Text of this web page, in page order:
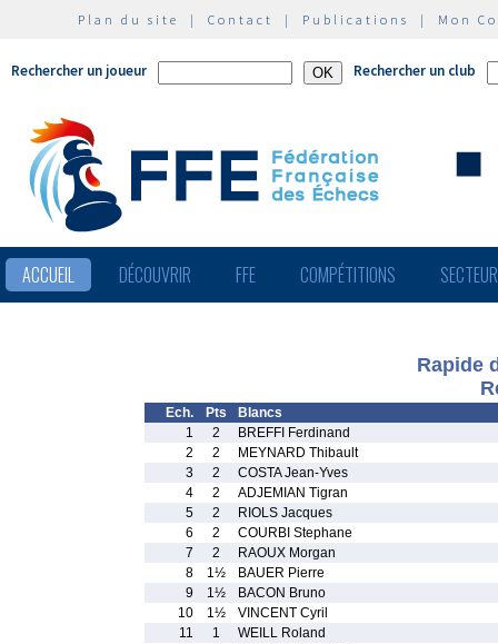
Plan du site | Contact | Publications | Mon
Rechercher un joueur Rechercher un club
ACCUEIL DÉCOUVRIR FFE COMPÉTITIONS
Rapide
Ech. Pts
Blancs
1
2
BREFFI Ferdinand
2
2
MEYNARD Thibault
3
2
COSTA Jean-Yves
4
2
ADJEMIAN Tigran
5
2
RIOLS Jacques
6
2
COURBI Stephane
7
2
RAOUX Morgan
8
1½
BAUER Pierre
9
1½
BACON Bruno
10
1½
VINCENT Cyril
11
1
WEILL Roland